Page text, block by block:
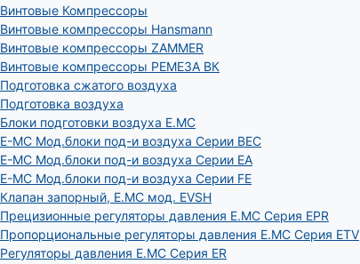
Винтовые Компрессоры
Винтовые компрессоры Hansmann
Винтовые компрессоры ZAMMER
Винтовые компрессоры РЕМЕЗА ВК
Подготовка сжатого воздуха
Подготовка воздуха
Блоки подготовки воздуха E.MC
E-MC Мод.блоки под-и воздуха Серии BEC
E-MC Мод.блоки под-и воздуха Серии EA
E-MC Мод.блоки под-и воздуха Серии FE
Клапан запорный, E.MC мод. EVSH
Прецизионные регуляторы давления E.MC Серия EPR
Пропорциональные регуляторы давления E.MC Серия ETV
Регуляторы давления E.MC Серия ER